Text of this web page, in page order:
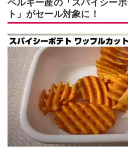
ベルギー産の「スパイシー
ト」がセール対象に！